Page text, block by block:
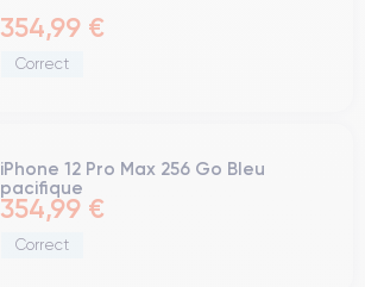
354,99 €
Correct
iPhone 12 Pro Max 256 Go Bleu
pacifique
354,99 €
Correct